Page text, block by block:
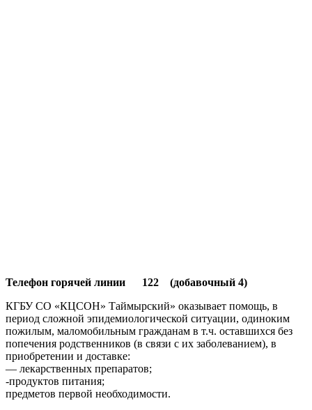
Телефон горячей линии 122 (добавочный 4)
КГБУ СО «КЦСОН» Таймырский» оказывает помощь, в
период сложной эпидемиологической ситуации, одиноким
пожилым, маломобильным гражданам в т.ч. оставшихся без
попечения родственников (в связи с их заболеванием), в
приобретении и доставке:
— лекарственных препаратов;
-продуктов питания;
предметов первой необходимости.